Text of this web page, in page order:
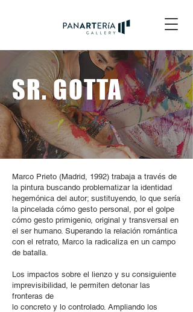
SR. GOTTA
Marco Prieto (Madrid, 1992) trabaja a través de
la pintura buscando problematizar la identidad
hegemónica del autor; sustituyendo, lo que sería
la pincelada cómo gesto personal, por el golpe
cómo gesto primigenio, original y transversal en
el ser humano. Superando la relación romántica
con el retrato, Marco la radicaliza en un campo
de batalla.
Los impactos sobre el lienzo y su consiguiente
imprevisibilidad, le permiten detonar las
fronteras de
lo concreto y lo controlado. Ampliando los